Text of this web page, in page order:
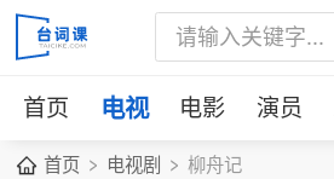
首页 电视 电影 演员
首页 电视剧 柳舟记